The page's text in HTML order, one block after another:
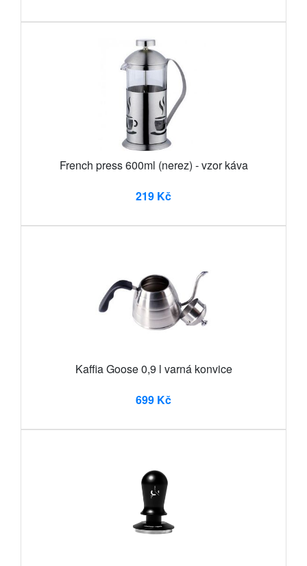
French press 600ml (nerez) - vzor káva
219 Kč
Kaffia Goose 0,9 l varná konvice
699 Kč